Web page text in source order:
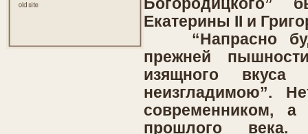
Екатерины II и
“Напрасно
прежней
изящного вкуса
неизгладимою”.
современником, а
прошлого